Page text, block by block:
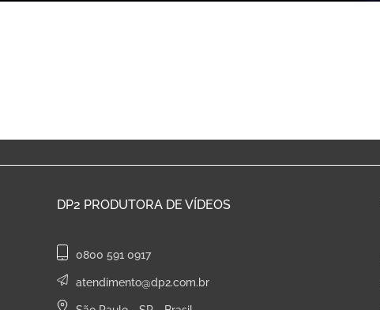
DP2 PRODUTORA DE VÍDEOS
0800 591 0917
atendimento@dp2.com.br